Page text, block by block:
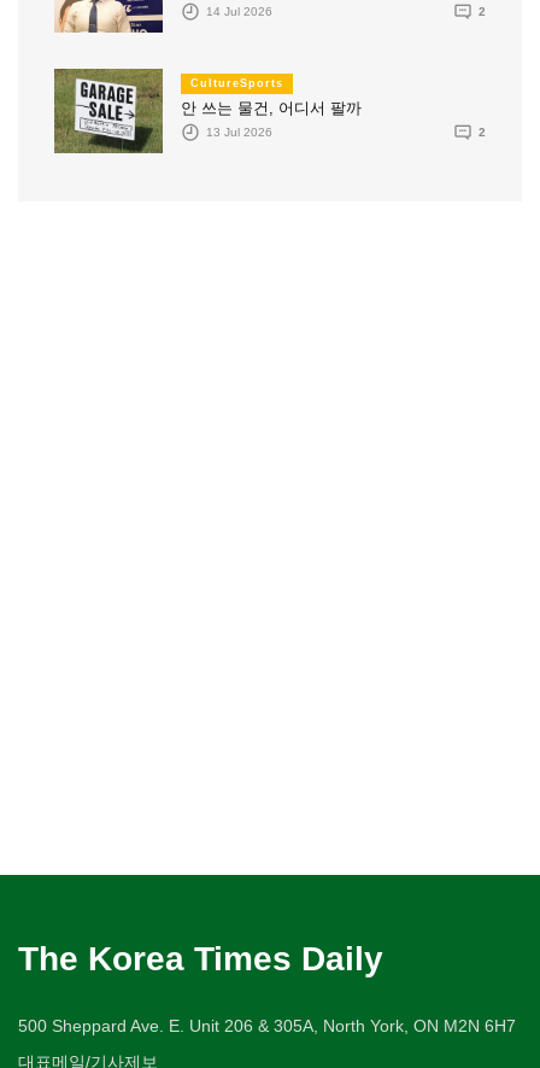
14 Jul 2026 2
CultureSports
안 쓰는 물건, 어디서 팔까
13 Jul 2026 2
The Korea Times Daily
500 Sheppard Ave. E. Unit 206 & 305A, North York, ON M2N 6H7
대표메일/기사제보